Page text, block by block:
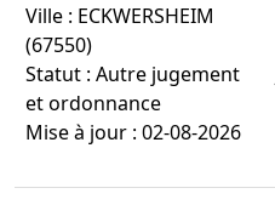
Ville : ECKWERSHEIM
(67550)
Statut : Autre jugement
et ordonnance
Mise à jour : 02-08-2026